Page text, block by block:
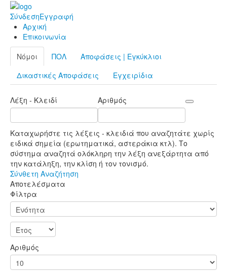
ΣύνδεσηΕγγραφή
Αρχική
Επικοινωνία
Νόμοι
ΠΟΛ
Αποφάσεις | Εγκύκλιοι
Δικαστικές Αποφάσεις
Εγχειρίδια
Λέξη - Κλειδί Αριθμός
Καταχωρήστε τις λέξεις - κλειδιά που αναζητάτε χωρίς
ειδικά σημεία (ερωτηματικά, αστεράκια κτλ). Το
σύστημα αναζητά ολόκληρη την λέξη ανεξάρτητα από
την κατάληξη, την κλίση ή τον τονισμό.
Σύνθετη Αναζήτηση
Αποτελέσματα
Φίλτρα
Αριθμός